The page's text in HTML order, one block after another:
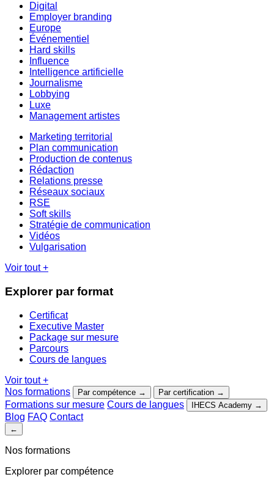
Digital
Employer branding
Europe
Événementiel
Hard skills
Influence
Intelligence artificielle
Journalisme
Lobbying
Luxe
Management artistes
Marketing territorial
Plan communication
Production de contenus
Rédaction
Relations presse
Réseaux sociaux
RSE
Soft skills
Stratégie de communication
Vidéos
Vulgarisation
Voir tout+
Explorer par format
Certificat
Executive Master
Package sur mesure
Parcours
Cours de langues
Voir tout+
Nos formations
Par compétence → Par certification →
Formations sur mesure Cours de langues IHECS Academy →
Blog FAQ Contact
←
Nos formations
Explorer par compétence